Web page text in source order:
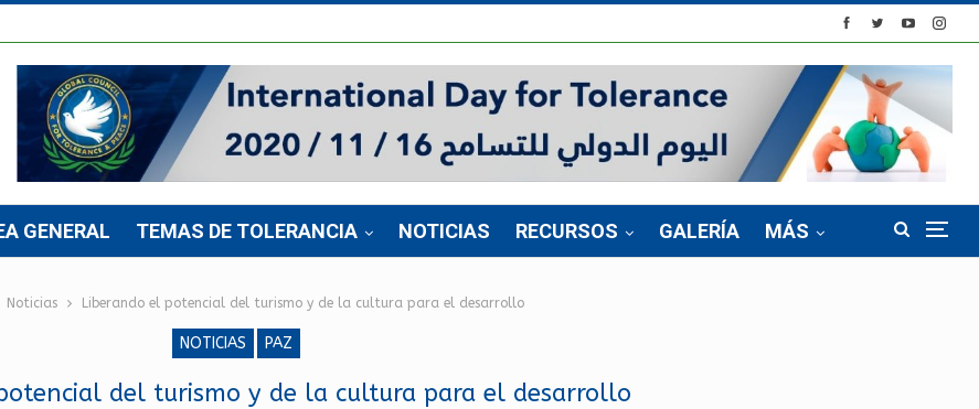
GENERAL TEMAS DE TOLERANCIA NOTICIAS RECURSOS GALERÍA MÁS
Noticias Liberando el potencial del turismo y de la cultura para el desarrollo
NOTICIAS PAZ
del turismo y de la cultura para el desarrollo